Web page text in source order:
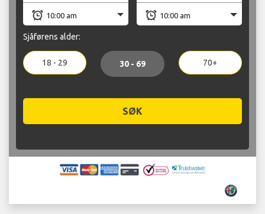
Sjåførens alder:
18 - 29 30 - 69 70+
SØK